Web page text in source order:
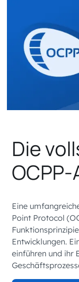
Die
Eine
Point Protocol
Entwicklungen.
einführen und ihr